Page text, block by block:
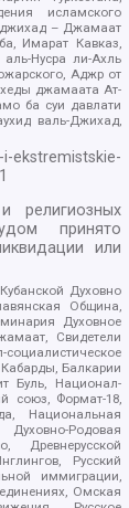
исламского
– Джамаат
Имарат Кавказ,
Нусра ли-Ахль
Аджр от
джамаата Ат-
ба суи давлати
валь-Джихад,
ekstremistskie-
религиозных
принято
или
Духовно
Община,
Духовное
Свидетели
Балкарии
Буль, Национал-
союз, Формат-18,
Национальная
Родовая
Древнерусской
Русский
иммиграции,
Омская